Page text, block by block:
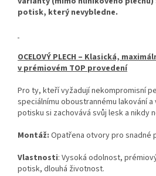
potisk, který nevybledne.
OCELOVÝ PLECH – Klasická,
v prémiovém TOP provedení
Pro ty, kteří vyžadují nekompromisní
speciálnímu oboustrannému lakování a
potisku si zachovává svůj lesk a nikdy
Montáž: Opatřena otvory pro snadné
Vlastnosti: Vysoká odolnost,
potisk, dlouhá životnost.